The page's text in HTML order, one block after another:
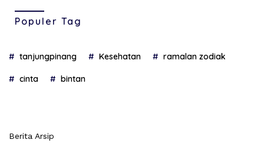
Populer Tag
tanjungpinang Kesehatan ramalan zodiak
cinta bintan
Berita Arsip